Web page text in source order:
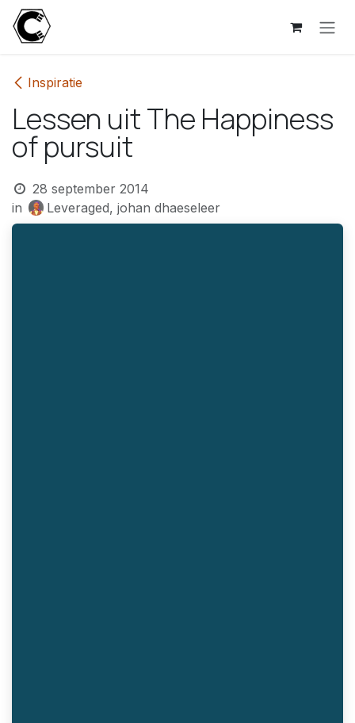
Overslaan naar inhoud
Inspiratie
Lessen uit The Happiness
of pursuit
28 september 2014
in
Leveraged, johan dhaeseleer